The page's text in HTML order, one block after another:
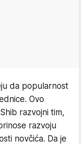
da popularnost
Ovo
razvojni tim,
razvoju
novčića. Da je